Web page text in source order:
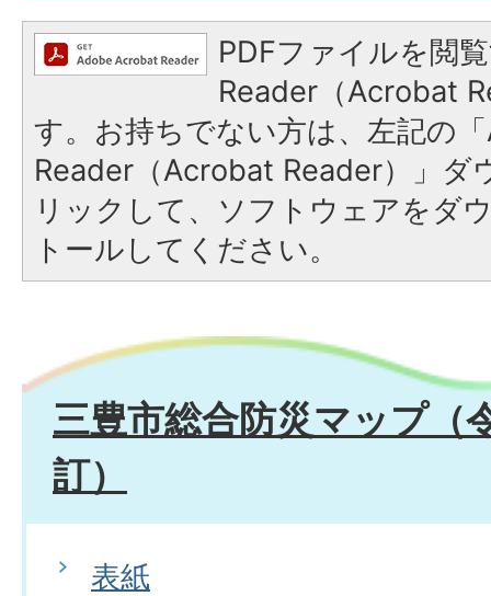
PDFファイルを閲
Reader（Acrobat
す。お持ちでない方は、左記の
Reader（Acrobat Reader）」ダ
リックして、ソフトウェアをダ
トールしてください。
三豊市総合防災マップ（
訂）
表紙